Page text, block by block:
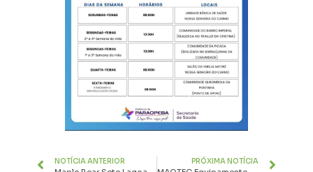
NOTÍCIA ANTERIOR PRÓXIMA NOTÍCIA